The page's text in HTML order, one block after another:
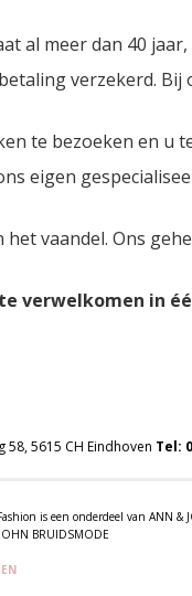
al meer dan 40
verzekerd. Bij
te bezoeken en u
eigen
vaandel. Ons
verwelkomen in
58, 5615 CH Eindhoven Tel:
is een onderdeel van ANN &
BRUIDSMODE